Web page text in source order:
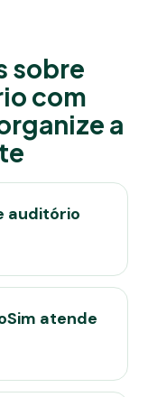
sobre
com
a
auditório
atende